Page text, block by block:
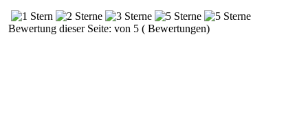
Bewertung dieser Seite: von 5 ( Bewertungen)